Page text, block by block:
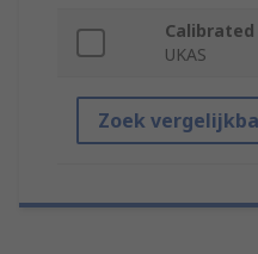
Calibrated
UKAS
Zoek